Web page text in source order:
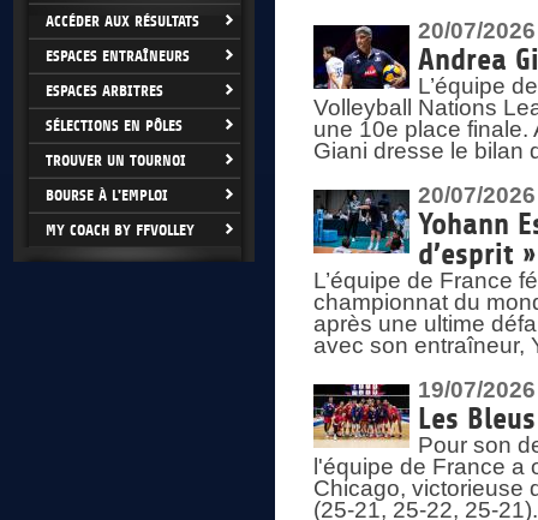
ACCÉDER AUX RÉSULTATS
ESPACES ENTRAÎNEURS
ESPACES ARBITRES
SÉLECTIONS EN PÔLES
TROUVER UN TOURNOI
BOURSE À L'EMPLOI
MY COACH BY FFVOLLEY
20/07/2026
Andrea
L’équipe
Volleyball Nations
une 10e place finale.
Giani dresse le bilan
20/07/2026
Yohann
d’esprit »
L’équipe de France
championnat du
après une ultime
avec son entraîneur,
19/07/2026
Les
Pour son
l'équipe de France a
Chicago, victorieuse
(25-21, 25-22, 25-